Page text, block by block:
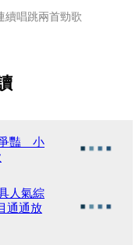
續唱跳兩首勁歌
爭豔 小
人氣綜
通通放